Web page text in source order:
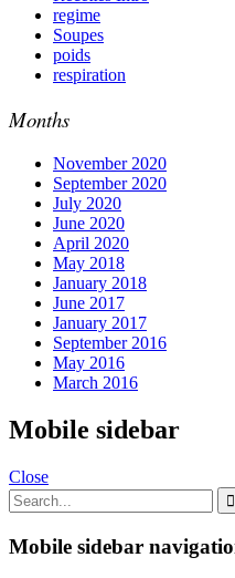
regime
Soupes
poids
respiration
Months
November 2020
September 2020
July 2020
June 2020
April 2020
May 2018
January 2018
June 2017
January 2017
September 2016
May 2016
March 2016
Mobile sidebar
Close
Mobile sidebar